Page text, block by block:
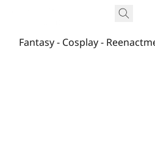
Fantasy - Cosplay -